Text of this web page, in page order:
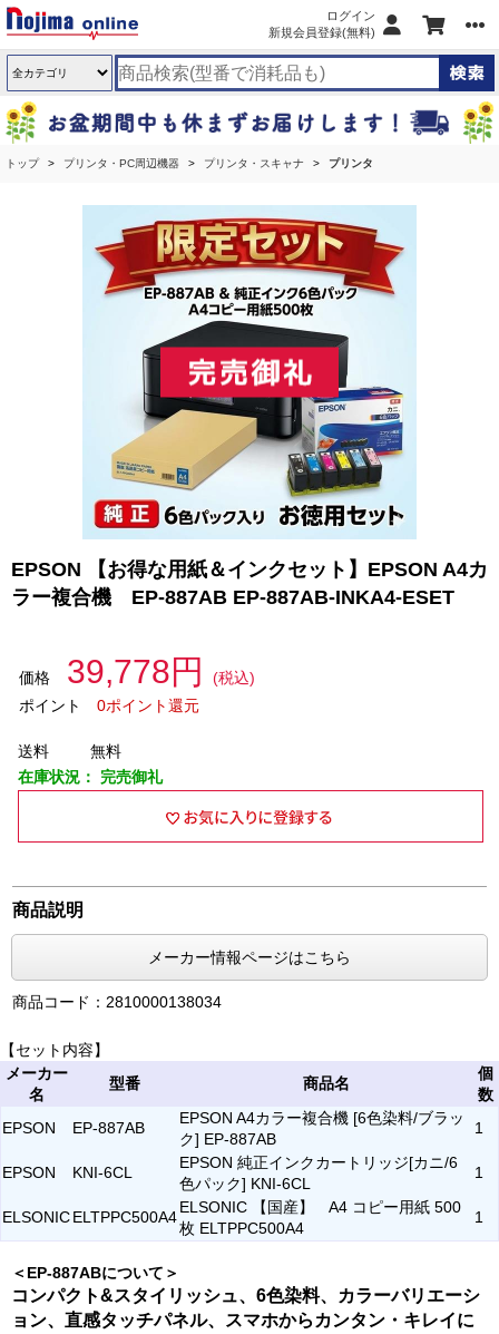
ログイン
新規会員登録(無料)
トップ プリンタ・PC周辺機器 プリンタ・スキャナ プリンタ
EPSON 【お得な用紙＆インクセット】EPSON A4カ
ラー複合機 EP-887AB EP-887AB-INKA4-ESET
価格 39,778円
(税込)
ポイント
0ポイント還元
送料
無料
在庫状況： 完売御礼
商品説明
メーカー情報ページはこちら
商品コード：2810000138034
【セット内容】
メーカー
名
型番 商品名
個
数
EPSON
EP-887AB
EPSON A4カラー複合機 [6色染料/ブラッ
ク] EP-887AB
1
EPSON KNI-6CL
EPSON 純正インクカートリッジ[カニ/6
色パック] KNI-6CL
1
ELSONICELTPPC500A4
ELSONIC 【国産】 A4 コピー用紙 500
枚 ELTPPC500A4
1
＜EP-887ABについて＞
コンパクト&スタイリッシュ、6色染料、カラーバリエーシ
ョン、直感タッチパネル、スマホからカンタン・キレイに